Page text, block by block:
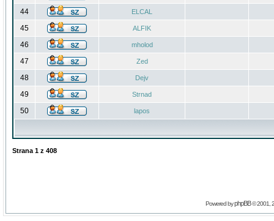
44 ELCAL
45 ALFIK
46 mholod
47 Zed
48 Dejv
49 Strnad
50 lapos
Strana 1 z 408
Powered byphpBB© 2001,